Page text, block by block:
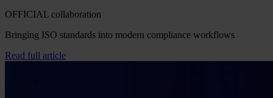
OFFICIAL collaboration
Bringing ISO standards into modern compliance workflows
Read full article